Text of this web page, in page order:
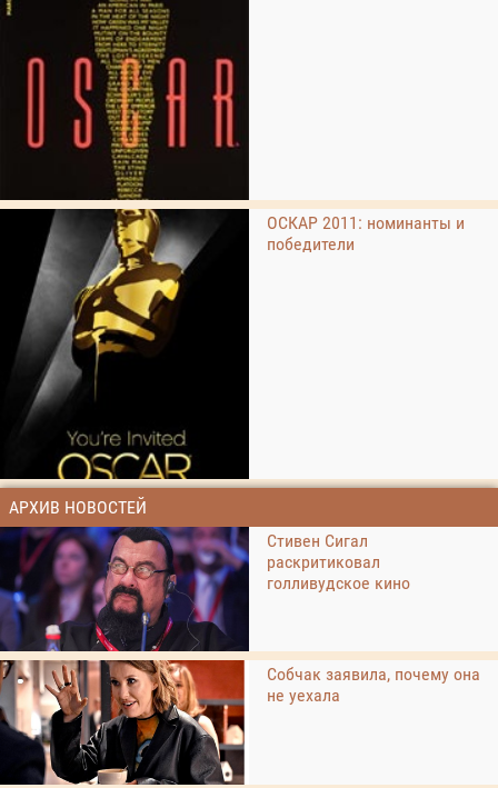
ОСКАР 2011: номинанты и
победители
АРХИВ НОВОСТЕЙ
Стивен Сигал
раскритиковал
голливудское кино
Собчак заявила, почему она
не уехала